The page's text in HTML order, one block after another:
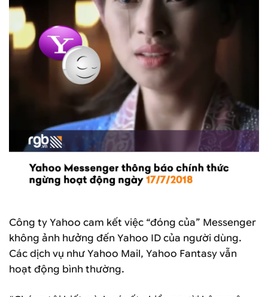
Công ty Yahoo cam kết việc “đóng của” Messenger
không ảnh hưởng đến Yahoo ID của người dùng.
Các dịch vụ như Yahoo Mail, Yahoo Fantasy vẫn
hoạt động bình thường.